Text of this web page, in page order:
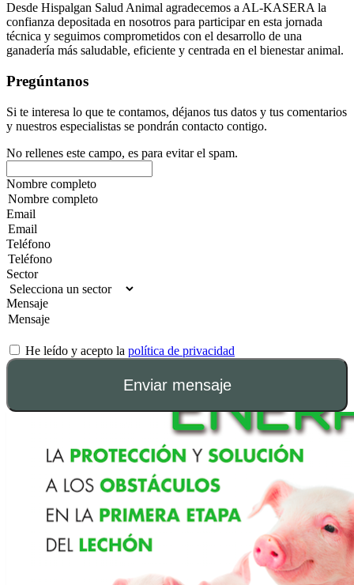
Desde Hispalgan Salud Animal agradecemos a AL-KASERA la
confianza depositada en nosotros para participar en esta jornada
técnica y seguimos comprometidos con el desarrollo de una
ganadería más saludable, eficiente y centrada en el bienestar animal.
Pregúntanos
Si te interesa lo que te contamos, déjanos tus datos y tus comentarios
y nuestros especialistas se pondrán contacto contigo.
No rellenes este campo, es para evitar el spam.
Nombre completo
Email
Teléfono
Sector
Mensaje
He leído y acepto la política de privacidad
Enviar mensaje